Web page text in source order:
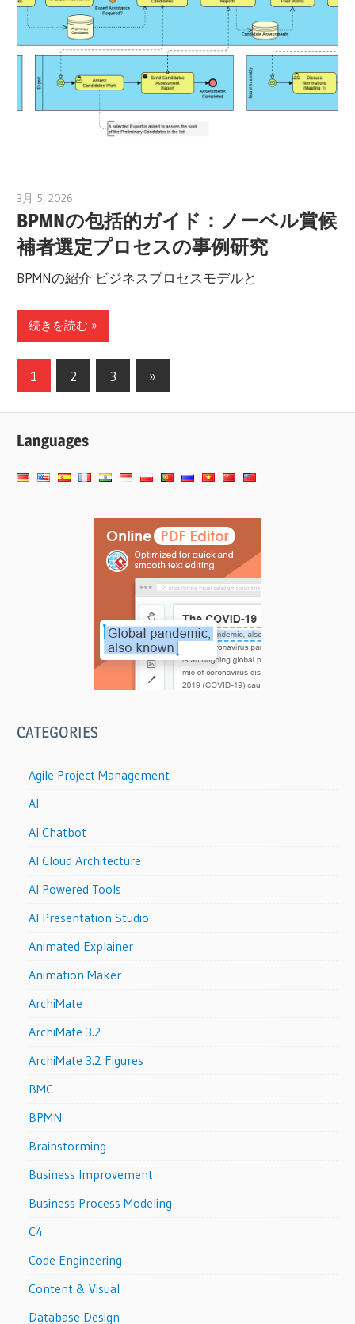
3月 5, 2026
BPMNの包括的ガイド：ノーベル賞候
補者選定プロセスの事例研究
BPMNの紹介 ビジネスプロセスモデルと
続きを読む
投
の
ペ
1 2 3
次
の
»
Languages
CATEGORIES
Agile Project Management
AI
AI Chatbot
AI Cloud Architecture
AI Powered Tools
AI Presentation Studio
Animated Explainer
Animation Maker
ArchiMate
ArchiMate 3.2
ArchiMate 3.2 Figures
BMC
BPMN
Brainstorming
Business Improvement
Business Process Modeling
C4
Code Engineering
Content & Visual
Database Design